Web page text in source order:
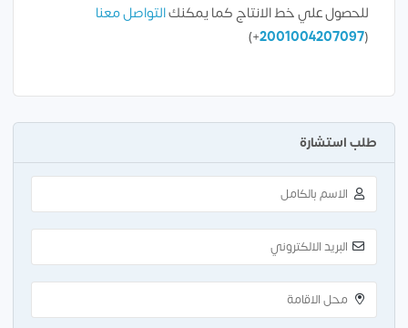
للحصول علي خط الانتاج كما يمكنكالتواصل معنا
(
2001004207097
+)
طلب استشارة